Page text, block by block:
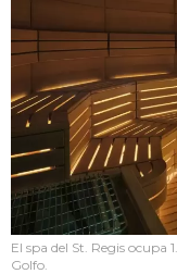
El spa del St. Regis
Golfo.